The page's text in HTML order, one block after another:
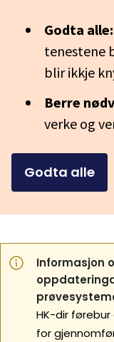
Godta alle:
tenestene
blir ikkje
Berre
verke og
Godta alle
Informasjon
HK-dir
for